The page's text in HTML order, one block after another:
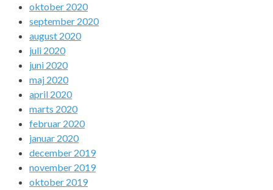
oktober 2020
september 2020
august 2020
juli 2020
juni 2020
maj 2020
april 2020
marts 2020
februar 2020
januar 2020
december 2019
november 2019
oktober 2019